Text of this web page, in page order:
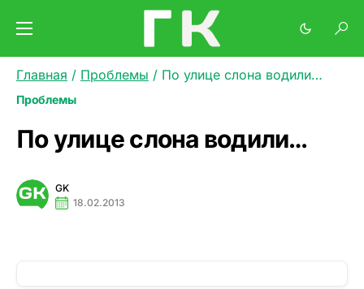
Главная / Проблемы / По улице слона водили…
Проблемы
По улице слона водили…
GK
18.02.2013